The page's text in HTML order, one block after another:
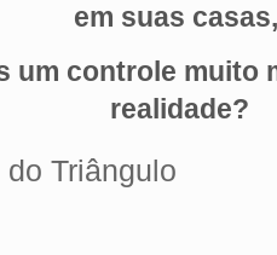
em suas
um controle muito
realidade?
Triângulo